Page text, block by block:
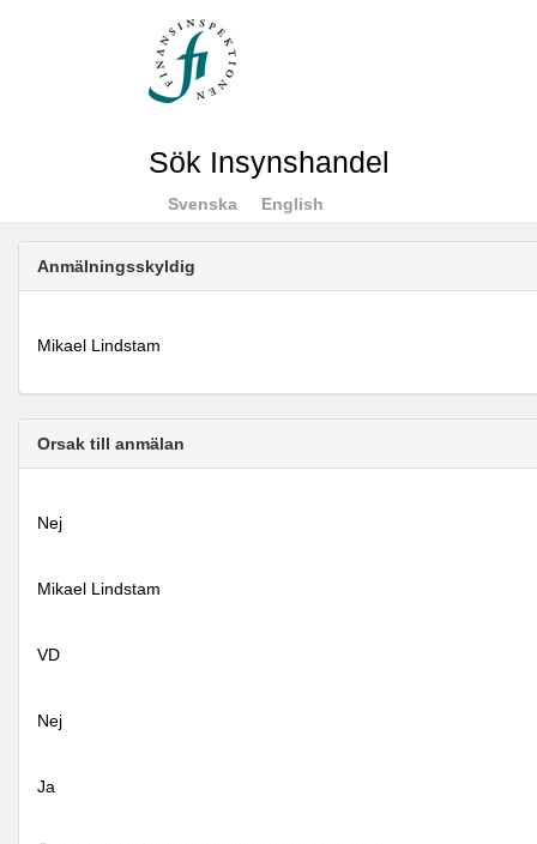
Sök Insynshandel
Svenska English
Anmälningsskyldig
Mikael Lindstam
Orsak till anmälan
Nej
Mikael Lindstam
VD
Nej
Ja